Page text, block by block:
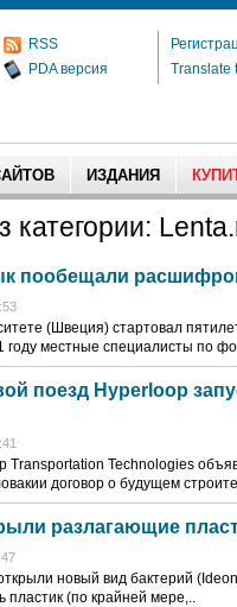
RSS
PDA версия
Translate
ИЗДАНИЯ
категории:
пообещали
(Швеция) стартовал
году местные специалисты по
поезд Hyperloop
Transportation Technologies
договор о будущем
разлагающие
новый вид бактерий
пластик (по крайней мере,..